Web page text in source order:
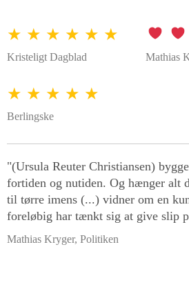
★ ★ ★ ★ ★ ★
Kristeligt Dagblad Mathias
★ ★ ★ ★ ★
Berlingske
"(Ursula Reuter Christiansen)
fortiden og nutiden. Og hænger alt
til tørre imens (...) vidner om en
foreløbig har tænkt sig at give slip
Mathias Kryger, Politiken